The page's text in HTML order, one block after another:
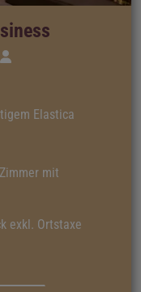
Elastica
mit
exkl. Ortstaxe